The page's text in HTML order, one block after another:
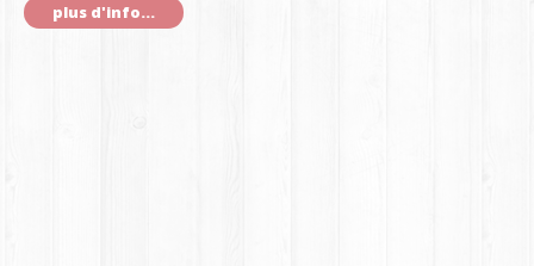
plus d'info...